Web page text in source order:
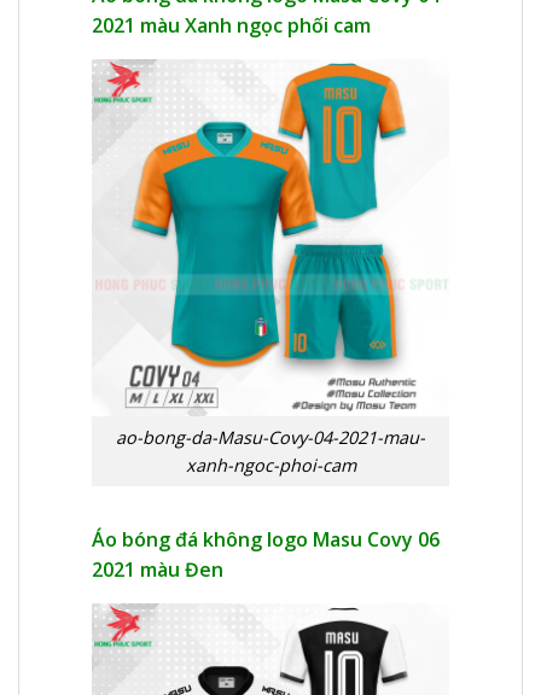
2021 màu Xanh ngọc phối cam
ao-bong-da-Masu-Covy-04-2021-mau-
xanh-ngoc-phoi-cam
Áo bóng đá không logo Masu Covy 06
2021 màu Đen